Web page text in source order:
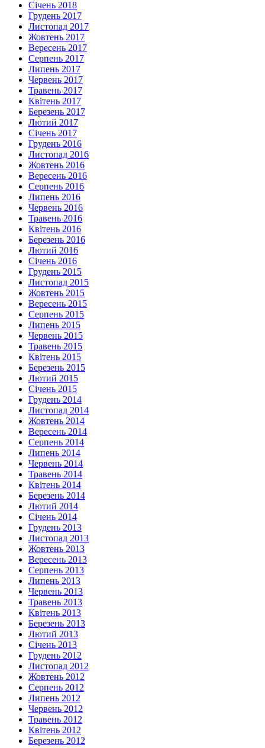
Січень 2018
Грудень 2017
Листопад 2017
Жовтень 2017
Вересень 2017
Серпень 2017
Липень 2017
Червень 2017
Травень 2017
Квітень 2017
Березень 2017
Лютий 2017
Січень 2017
Грудень 2016
Листопад 2016
Жовтень 2016
Вересень 2016
Серпень 2016
Липень 2016
Червень 2016
Травень 2016
Квітень 2016
Березень 2016
Лютий 2016
Січень 2016
Грудень 2015
Листопад 2015
Жовтень 2015
Вересень 2015
Серпень 2015
Липень 2015
Червень 2015
Травень 2015
Квітень 2015
Березень 2015
Лютий 2015
Січень 2015
Грудень 2014
Листопад 2014
Жовтень 2014
Вересень 2014
Серпень 2014
Липень 2014
Червень 2014
Травень 2014
Квітень 2014
Березень 2014
Лютий 2014
Січень 2014
Грудень 2013
Листопад 2013
Жовтень 2013
Вересень 2013
Серпень 2013
Липень 2013
Червень 2013
Травень 2013
Квітень 2013
Березень 2013
Лютий 2013
Січень 2013
Грудень 2012
Листопад 2012
Жовтень 2012
Серпень 2012
Липень 2012
Червень 2012
Травень 2012
Квітень 2012
Березень 2012